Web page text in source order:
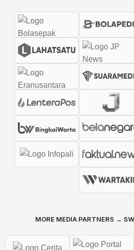
MORE MEDIA PARTNERS →